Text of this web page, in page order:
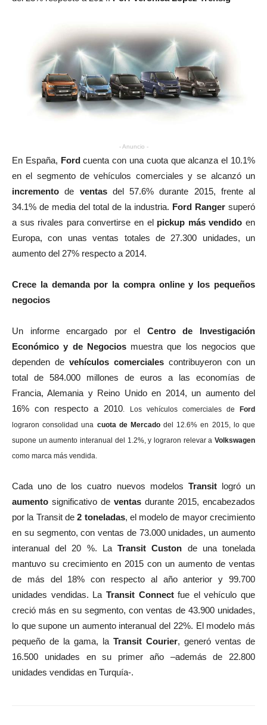
- Anuncio -
En España, Fordcuenta con una cuota que alcanza el 10.1%
en el segmento de vehículos comerciales y se alcanzó un
incrementode ventas del 57.6% durante 2015, frente al
34.1% de media del total de la industria. Ford Ranger superó
a sus rivales para convertirse en el pickup más vendidoen
Europa, con unas ventas totales de 27.300 unidades, un
aumento del 27% respecto a 2014.
Crece la demanda por la compra online y los pequeños
negocios
Un informe encargado por el Centro de Investigación
Económico y de Negociosmuestra que los negocios que
dependen de vehículos comerciales contribuyeron con un
total de 584.000 millones de euros a las economías de
Francia, Alemania y Reino Unido en 2014, un aumento del
16% con respecto a 2010. Los vehículos comerciales de
Ford
lograron consolidad una cuota de Mercadodel 12.6% en 2015, lo que
supone un aumento interanual del 1.2%, y lograron relevar a Volkswagen
como marca más vendida.
Cada uno de los cuatro nuevos modelos Transit logró un
aumento significativo de ventas durante 2015, encabezados
por la Transit de2 toneladas, el modelo de mayor crecimiento
en su segmento, con ventas de 73.000 unidades, un aumento
interanual del 20 %. LaTransit Custon de una tonelada
mantuvo su crecimiento en 2015 con un aumento de ventas
de más del 18% con respecto al año anterior y 99.700
unidades vendidas. La Transit Connectfue el vehículo que
creció más en su segmento, con ventas de 43.900 unidades,
lo que supone un aumento interanual del 22%. El modelo más
pequeño de la gama, la Transit Courier, generó ventas de
16.500 unidades en su primer año –además de 22.800
unidades vendidas en Turquía-.